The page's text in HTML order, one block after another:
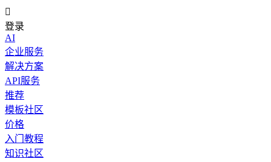

登录
AI
企业服务
解决方案
API服务
推荐
模板社区
价格
入门教程
知识社区